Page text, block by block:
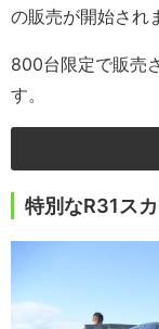
の販売が開始され
800台限定で販売
す。
特別なR31ス